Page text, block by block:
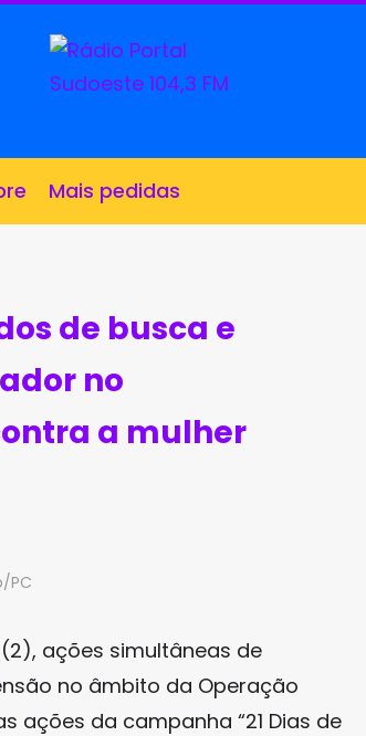
Mais pedidas
de busca e
no
a mulher
PC
ações simultâneas de
no âmbito da Operação
ações da campanha “21 Dias de